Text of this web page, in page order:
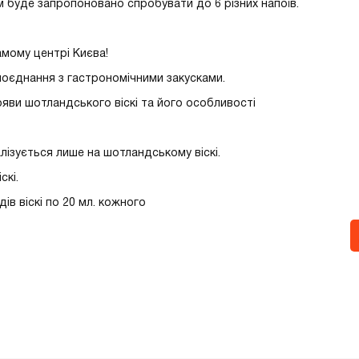
запропоновано спробувати до 6 різних напоїв.
центрі Києва!
з гастрономічними закусками.
шотландського віскі та його особливості
лише на шотландському віскі.
віскі по 20 мл. кожного